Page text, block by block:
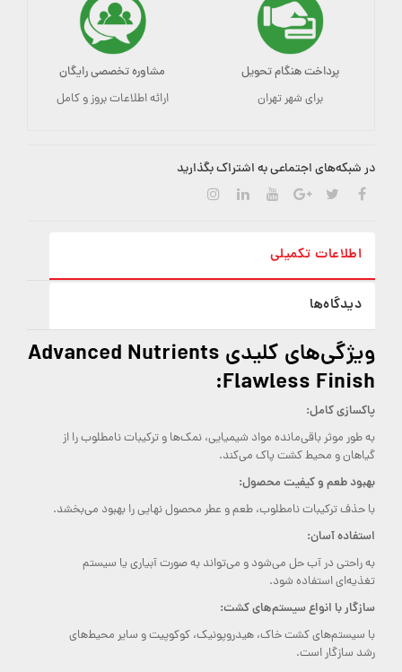
پرداخت هنگام تحویل
برای شهر تهران
مشاوره تخصصی رایگان
ارائه اطلاعات بروز و کامل
در شبکه‌های اجتماعی به اشتراک بگذارید
اطلاعات تکمیلی
دیدگاه‌ها
ویژگی‌های کلیدی Advanced Nutrients
Flawless Finish:
پاکسازی کامل:
به طور موثر باقی‌مانده مواد شیمیایی، نمک‌ها و ترکیبات نامطلوب را از
گیاهان و محیط کشت پاک می‌کند.
بهبود طعم و کیفیت محصول:
با حذف ترکیبات نامطلوب، طعم و عطر محصول نهایی را بهبود می‌بخشد.
استفاده آسان:
به راحتی در آب حل می‌شود و می‌تواند به صورت آبیاری یا سیستم
تغذیه‌ای استفاده شود.
سازگار با انواع سیستم‌های کشت:
با سیستم‌های کشت خاک، هیدروپونیک، کوکوپیت و سایر محیط‌های
رشد سازگار است.